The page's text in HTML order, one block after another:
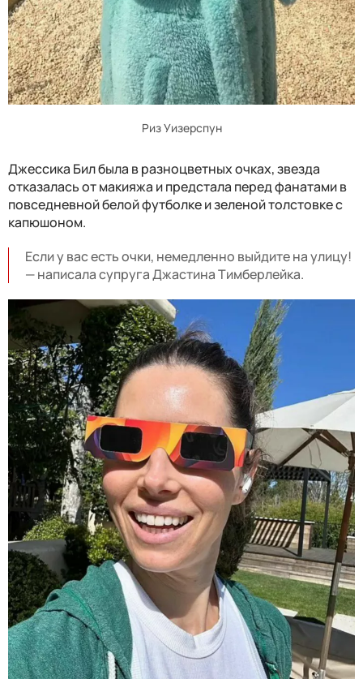
Риз Уизерспун
Джессика Бил была в разноцветных очках, звезда
отказалась от макияжа и предстала перед фанатами в
повседневной белой футболке и зеленой толстовке с
капюшоном.
Если у вас есть очки, немедленно выйдите на улицу!
— написала супруга Джастина Тимберлейка.